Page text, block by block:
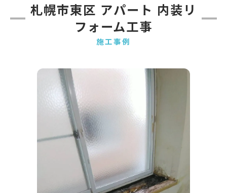
施工事例
札幌市東区 アパート 内装リ
フォーム工事